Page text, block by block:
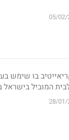
05/02/
בו שימש
המוביל בישראל
28/01/